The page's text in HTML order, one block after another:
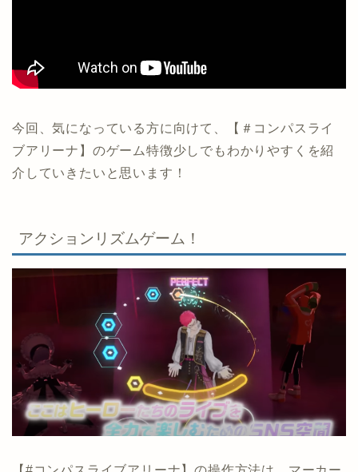
今回、気になっている方に向けて、【＃コンパスライ
ブアリーナ】のゲーム特徴少しでもわかりやすくを紹
介していきたいと思います！
アクションリズムゲーム！